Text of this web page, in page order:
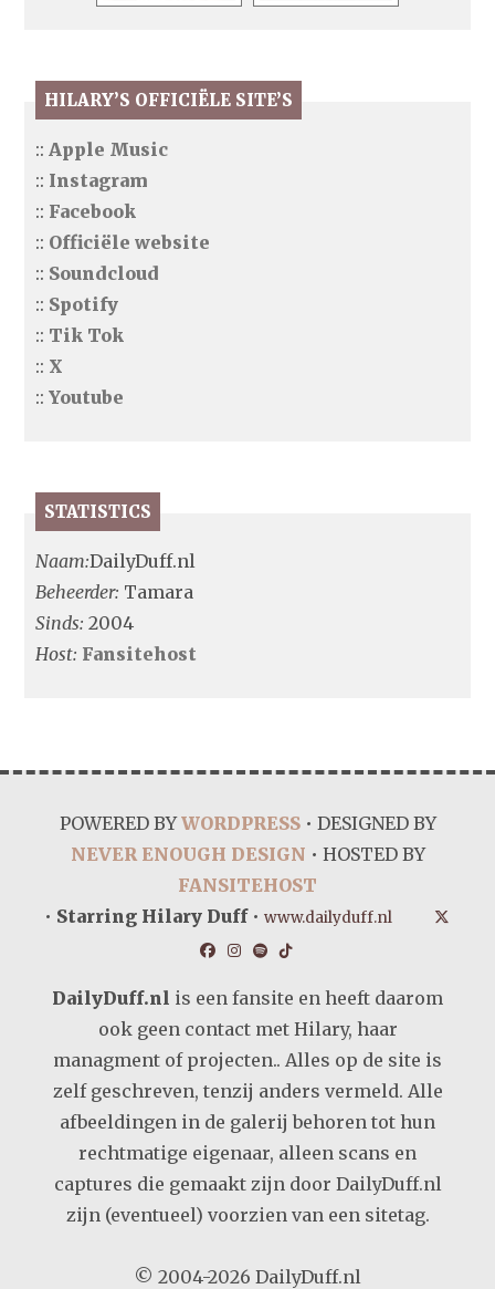
HILARY’S OFFICIËLE SITE’S
::Apple Music
:: Instagram
:: Facebook
:: Officiële website
:: Soundcloud
:: Spotify
:: Tik Tok
:: X
::Youtube
STATISTICS
Naam:DailyDuff.nl
Beheerder: Tamara
Sinds: 2004
Host: Fansitehost
POWERED BYWORDPRESS• DESIGNED BY
NEVER ENOUGH DESIGN • HOSTED BY
FANSITEHOST
• Starring Hilary Duff• www.dailyduff.nl
DailyDuff.nl is een fansite en heeft daarom
ook geen contact met Hilary, haar
managment of projecten.. Alles op de site is
zelf geschreven, tenzij anders vermeld. Alle
afbeeldingen in de galerij behoren tot hun
rechtmatige eigenaar, alleen scans en
captures die gemaakt zijn door DailyDuff.nl
zijn (eventueel) voorzien van een sitetag.
© 2004-2026 DailyDuff.nl